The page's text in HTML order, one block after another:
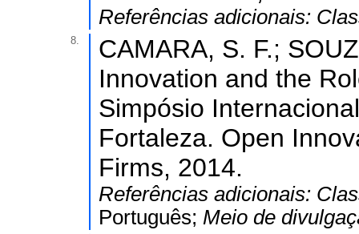
Referências adicionais:
8.
CAMARA, S. F.;
Innovation and the
Simpósio
Fortaleza. Open
Firms, 2014.
Referências adicionais:
Português; Meio de